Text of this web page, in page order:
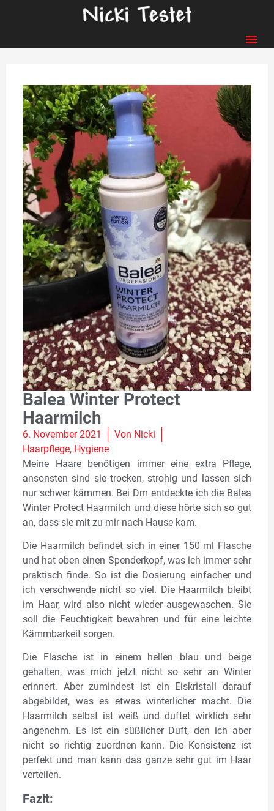
Balea Winter Protect
Haarmilch
6. November 2021 Von Nicki
Haarpflege, Hygiene
Meine Haare benötigen immer eine extra Pflege,
ansonsten sind sie trocken, strohig und lassen sich
nur schwer kämmen. Bei Dm entdeckte ich die Balea
Winter Protect Haarmilch und diese hörte sich so gut
an, dass sie mit zu mir nach Hause kam.
Die Haarmilch befindet sich in einer 150 ml Flasche
und hat oben einen Spenderkopf, was ich immer sehr
praktisch finde. So ist die Dosierung einfacher und
ich verschwende nicht so viel. Die Haarmilch bleibt
im Haar, wird also nicht wieder ausgewaschen. Sie
soll die Feuchtigkeit bewahren und für eine leichte
Kämmbarkeit sorgen.
Die Flasche ist in einem hellen blau und beige
gehalten, was mich jetzt nicht so sehr an Winter
erinnert. Aber zumindest ist ein Eiskristall darauf
abgebildet, was es etwas winterlicher macht. Die
Haarmilch selbst ist weiß und duftet wirklich sehr
angenehm. Es ist ein süßlicher Duft, den ich aber
nicht so richtig zuordnen kann. Die Konsistenz ist
perfekt und man kann das ganze sehr gut im Haar
verteilen.
Fazit: